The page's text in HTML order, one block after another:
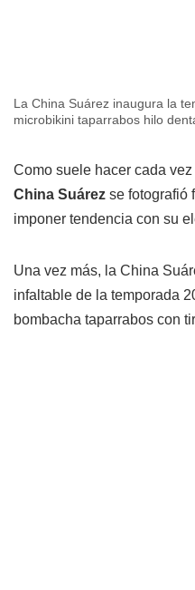
La China Suárez inaugura la
microbikini taparrabos hilo
Como suele hacer cada
China Suárez se fotografió
imponer tendencia con su
Una vez más, la China
infaltable de la temporada
bombacha taparrabos con